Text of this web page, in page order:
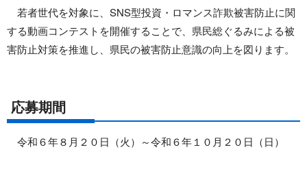
若者世代を対象に、SNS型投資・ロマンス詐欺被害防止に関
する動画コンテストを開催することで、県民総ぐるみによる被
害防止対策を推進し、県民の被害防止意識の向上を図ります。
応募期間
令和６年８月２０日（火）～令和６年１０月２０日（日）